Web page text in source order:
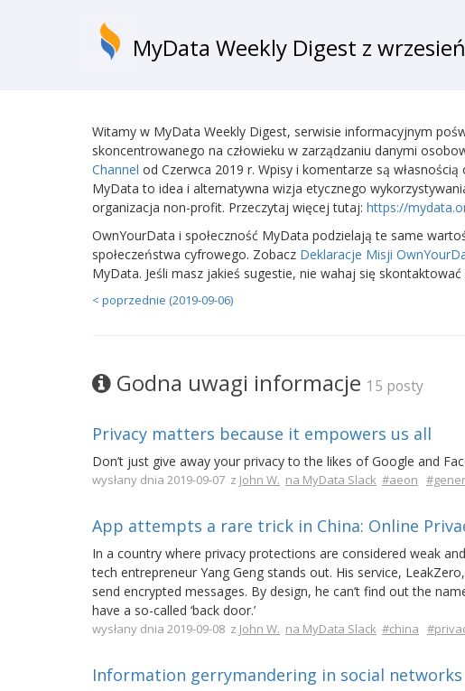
MyData Weekly Digest z
Witamy w MyData Weekly Digest, serwisie informacyjnym
skoncentrowanego na człowieku w zarządzaniu danymi
Channel od Czerwca 2019 r. Wpisy i komentarze są
MyData to idea i alternatywna wizja etycznego
organizacja non-profit. Przeczytaj więcej tutaj: https://
OwnYourData i społeczność MyData podzielają te same
społeczeństwa cyfrowego. Zobacz Deklaracje Misji
MyData. Jeśli masz jakieś sugestie, nie wahaj się
< poprzednie (2019-09-06)
Godna uwagi informacje 15 posty
Privacy matters because it empowers us all
Don’t just give away your privacy to the likes of Google and
wysłany dnia 2019-09-07 z John W. na MyData Slack #aeon
App attempts a rare trick in China: Online
In a country where privacy protections are considered weak
tech entrepreneur Yang Geng stands out. His service,
send encrypted messages. By design, he can’t find out the
have a so-called ‘back door.’
wysłany dnia 2019-09-08 z John W. na MyData Slack #china
Information gerrymandering in social